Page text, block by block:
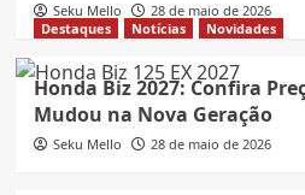
Seku Mello
28 de maio de 2026
Destaques
Notícias Novidades
Honda Biz 2027: Confira
Mudou na Nova Geração
Seku Mello 28 de maio de 2026